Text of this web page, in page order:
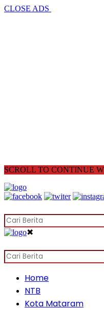
CLOSE ADS
SCROLL TO CONTINUE
✖
Home
NTB
Kota Mataram